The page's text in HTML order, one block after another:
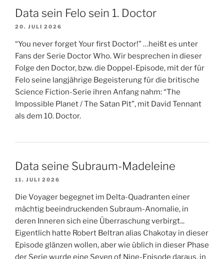
Data sein Felo sein 1. Doctor
20. JULI 2026
“You never forget Your first Doctor!” …heißt es unter
Fans der Serie Doctor Who. Wir besprechen in dieser
Folge den Doctor, bzw. die Doppel-Episode, mit der für
Felo seine langjährige Begeisterung für die britische
Science Fiction-Serie ihren Anfang nahm: “The
Impossible Planet / The Satan Pit”, mit David Tennant
als dem 10. Doctor.
Data seine Subraum-Madeleine
11. JULI 2026
Die Voyager begegnet im Delta-Quadranten einer
mächtig beeindruckenden Subraum-Anomalie, in
deren Inneren sich eine Überraschung verbirgt...
Eigentlich hatte Robert Beltran alias Chakotay in dieser
Episode glänzen wollen, aber wie üblich in dieser Phase
der Serie wurde eine Seven of Nine-Episode daraus, in